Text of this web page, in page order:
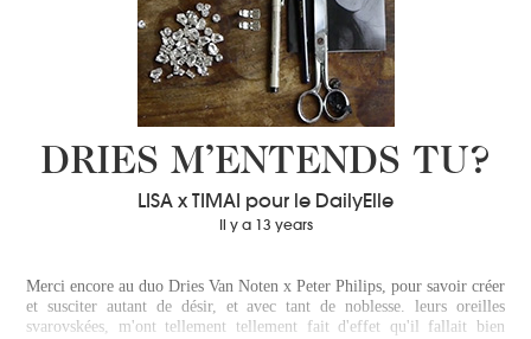
DRIES M’ENTENDS TU?
LISA x TIMAI pour le DailyElle
Il y a 13 years
Merci encore au duo Dries Van Noten x Peter Philips, pour savoir créer
et susciter autant de désir, et avec tant de noblesse. leurs oreilles
svarovskées, m'ont tellement tellement fait d'effet qu'il fallait bien